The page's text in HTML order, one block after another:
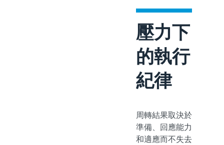
壓力下
的執行
紀律
周轉結果取決於
準備、回應能力
和適應而不失去